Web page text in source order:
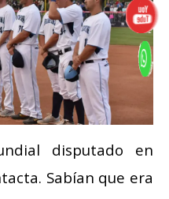
disputado en
Sabían que era